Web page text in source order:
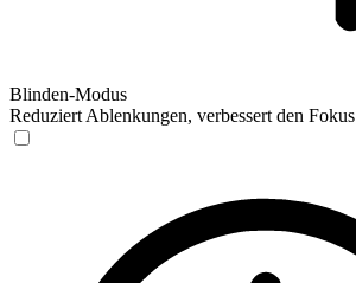
Blinden-Modus
Reduziert Ablenkungen, verbessert den Fokus